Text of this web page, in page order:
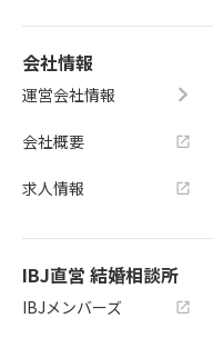
会社情報
運営会社情報
会社概要
求人情報
IBJ直営 結婚相談所
IBJメンバーズ